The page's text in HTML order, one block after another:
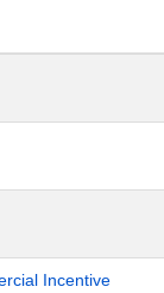
Incentive